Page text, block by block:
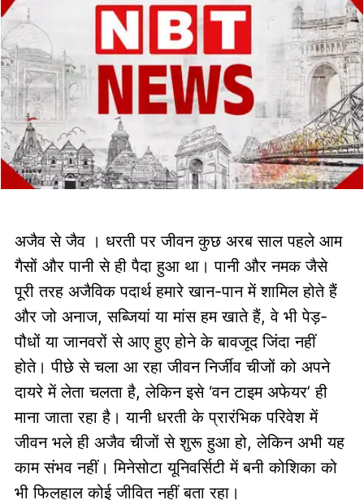
अजैव से जैव । धरती पर जीवन कुछ अरब साल पहले आम
गैसों और पानी से ही पैदा हुआ था। पानी और नमक जैसे
पूरी तरह अजैविक पदार्थ हमारे खान-पान में शामिल होते हैं
और जो अनाज, सब्जियां या मांस हम खाते हैं, वे भी पेड़-
पौधों या जानवरों से आए हुए होने के बावजूद जिंदा नहीं
होते। पीछे से चला आ रहा जीवन निर्जीव चीजों को अपने
दायरे में लेता चलता है, लेकिन इसे ‘वन टाइम अफेयर’ ही
माना जाता रहा है। यानी धरती के प्रारंभिक परिवेश में
जीवन भले ही अजैव चीजों से शुरू हुआ हो, लेकिन अभी यह
काम संभव नहीं। मिनेसोटा यूनिवर्सिटी में बनी कोशिका को
भी फिलहाल कोई जीवित नहीं बता रहा।